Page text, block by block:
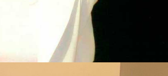
Maturana y Lic Susi Reich